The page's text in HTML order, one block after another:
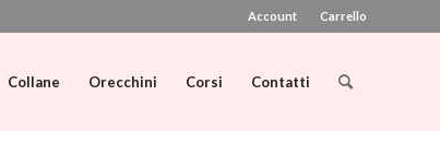
Account Carrello
Collane Orecchini Corsi Contatti